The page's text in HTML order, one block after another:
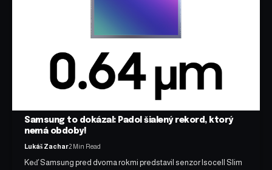
Samsung to dokázal: Padol šialený rekord, ktorý
nemá obdoby!
Lukáš Zachar2 Min Read
Keď Samsung pred dvoma rokmi predstavil senzor Isocell Slim